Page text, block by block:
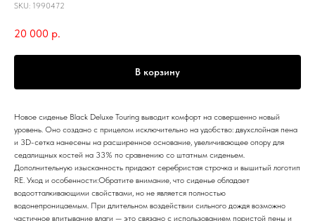
SKU: 1990472
20 000 р.
В корзину
Новое сиденье Black Deluxe Touring выводит комфорт на совершенно новый
уровень. Оно создано с прицелом исключительно на удобство: двухслойная пена
и 3D-сетка нанесены на расширенное основание, увеличивающее опору для
седалищных костей на 33% по сравнению со штатным сиденьем.
Дополнительную изысканность придают серебристая строчка и вышитый логотип
RE. Уход и особенности:Обратите внимание, что сиденье обладает
водоотталкивающими свойствами, но не является полностью
водонепроницаемым. При длительном воздействии сильного дождя возможно
частичное впитывание влаги — это связано с использованием пористой пены и